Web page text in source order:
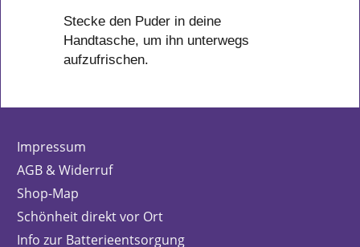
Stecke den Puder in deine
Handtasche, um ihn unterwegs
aufzufrischen.
Impressum
AGB & Widerruf
Shop-Map
Schönheit direkt vor Ort
Info zur Batterieentsorgung